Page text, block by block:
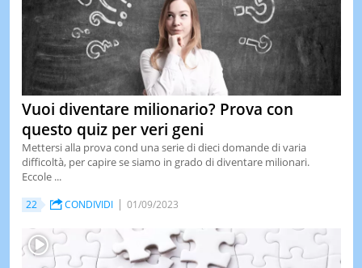
Vuoi diventare milionario? Prova con
questo quiz per veri geni
Mettersi alla prova cond una serie di dieci domande di varia
difficoltà, per capire se siamo in grado di diventare milionari.
Eccole ...
22 CONDIVIDI 01/09/2023